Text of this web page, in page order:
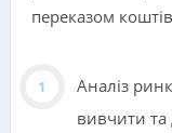
переказом
Аналіз
вивчити та